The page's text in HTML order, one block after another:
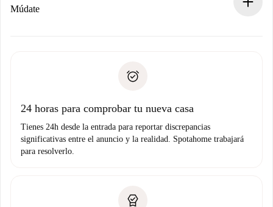
Si es rechazada: No te haremos ningún cargo y te
Prueba de solvencia
Múdate
no nos comunicas ningún problema.
24 horas para comprobar tu nueva casa
Tienes 24h desde la entrada para reportar discrepancias
significativas entre el anuncio y la realidad. Spotahome trabajará
para resolverlo.